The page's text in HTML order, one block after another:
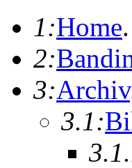
1:Home.
2:
3:Archiv
3.1: